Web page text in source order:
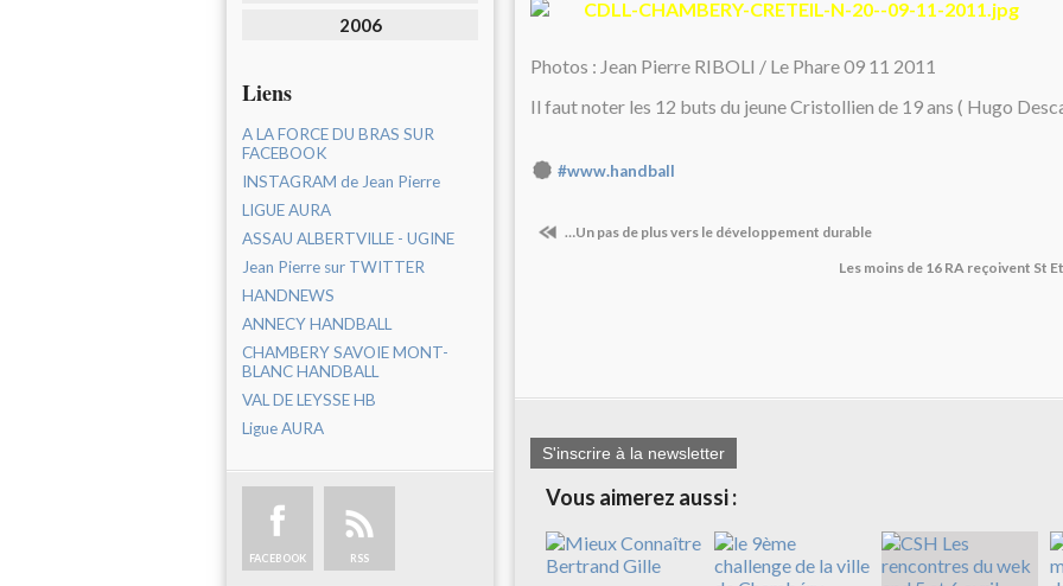
2006
Liens
A LA FORCE DU BRAS SUR
FACEBOOK
INSTAGRAM de Jean Pierre
LIGUE AURA
ASSAU ALBERTVILLE - UGINE
Jean Pierre sur TWITTER
HANDNEWS
ANNECY HANDBALL
CHAMBERY SAVOIE MONT-
BLANC HANDBALL
VAL DE LEYSSE HB
Ligue AURA
FACEBOOK RSS
Photos : Jean Pierre RIBOLI / Le Phare 09 11 2011
Il faut noter les 12 buts du jeune Cristollien de 19 ans ( Hugo
#www.handball
…Un pas de plus vers le développement durable
Les moins de 16 RA reçoivent St
S'inscrire à la newsletter
Vous aimerez aussi :